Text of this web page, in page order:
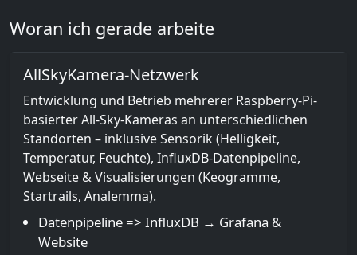
Woran ich gerade arbeite
AllSkyKamera-Netzwerk
Entwicklung und Betrieb mehrerer Raspberry-Pi-
basierter All-Sky-Kameras an unterschiedlichen
Standorten – inklusive Sensorik (Helligkeit,
Temperatur, Feuchte), InfluxDB-Datenpipeline,
Webseite & Visualisierungen (Keogramme,
Startrails, Analemma).
Datenpipeline => InfluxDB → Grafana &
Website